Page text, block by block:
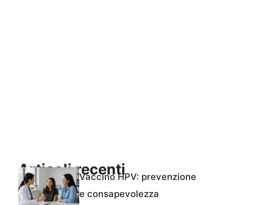
Articoli recentiVaccino HPV: prevenzione
e consapevolezza